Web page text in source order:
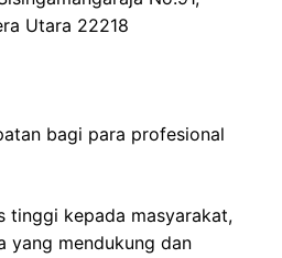
Utara 22218
bagi para profesional
tinggi kepada masyarakat,
yang mendukung dan